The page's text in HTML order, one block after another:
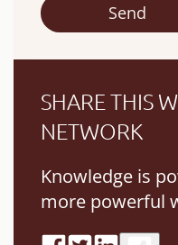
SHARE THIS
NETWORK
Knowledge is
more powerful